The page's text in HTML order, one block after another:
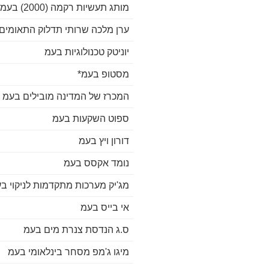
מותג תעשיות רקמה (2000) בעמ*
ערן מלכה שרותי תדלוק
יוניטק טכנולוגיות בעמ
מסטופ בעמ*
המכרז של המדינה מובילים בעמ
ספוט השקעות בעמ
דורון ויץ בעמ
נומד אקסס בעמ
מג'יק מערכות מתקדמות לניקוי
אי בייס בעמ
ס.ג הנדסת צנרת מים בעמ
מיגו ג'מפ מסחר בינלאומי בעמ